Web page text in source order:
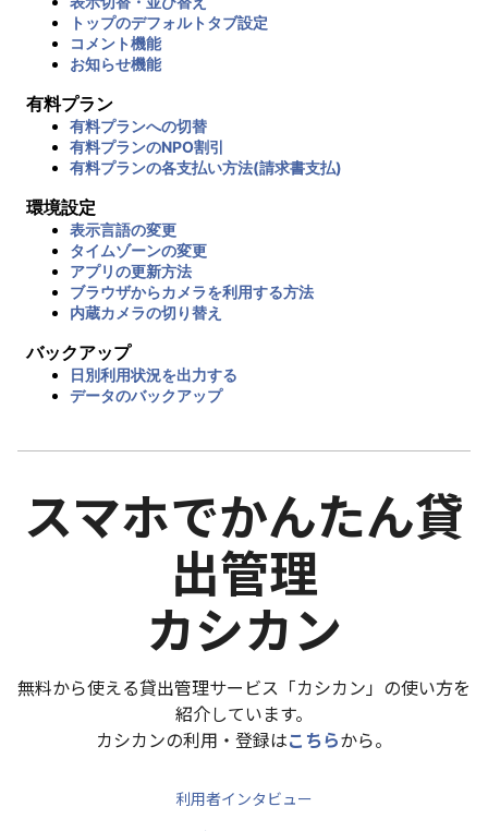
トップのデフォルトタブ設定
コメント機能
お知らせ機能
有料プラン
有料プランへの切替
有料プランのNPO割引
有料プランの各支払い方法(請求書支払)
環境設定
表示言語の変更
タイムゾーンの変更
アプリの更新方法
ブラウザからカメラを利用する方法
内蔵カメラの切り替え
バックアップ
日別利用状況を出力する
データのバックアップ
スマホでかんたん貸
出管理
カシカン
無料から使える貸出管理サービス「カシカン」の使い方を
紹介しています。
カシカンの利用・登録はこちらから。
利用者インタビュー